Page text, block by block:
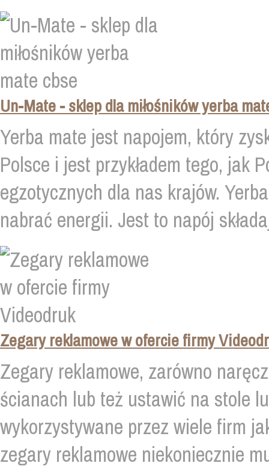
Un-Mate - sklep dla miłośników yerba
Yerba mate jest napojem, który
Polsce i jest przykładem tego, jak
egzotycznych dla nas krajów.
nabrać energii. Jest to napój
Zegary reklamowe w ofercie firmy
Zegary reklamowe, zarówno
ścianach lub też ustawić na stole
wykorzystywane przez wiele firm
zegary reklamowe niekoniecznie